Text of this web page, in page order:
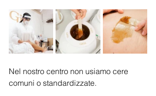
Nel nostro centro non usiamo cere
comuni o standardizzate.